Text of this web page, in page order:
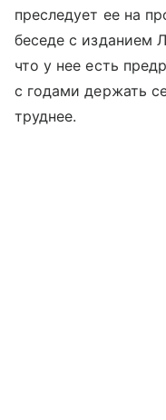
преследует ее на
беседе с изданием
что у нее есть
с годами держать
труднее.